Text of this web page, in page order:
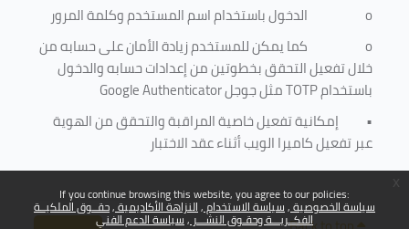
If you continue browsing this website, you agree to our policies:
سياسة الخصوصية سياسة الاستخدام النزاهة الأكاديمية حقــوق الملكيــة
الفكــريـــة وحقـوق النشـــر سياسة الدعم الفني
o
الدخول باستخدام اسم المستخدم وكلمة المرور
o
كما يمكن للمستخدم زيادة الأمان على حسابه من
خلال تفعيل التحقق بخطوتين من إعدادات حسابه والدخول
باستخدامTOTPمثل جوجلGoogle Authenticator
• إمكانية تفعيل خاصية المراقبة والتحقق من الهوية
عبر تفعيل كاميرا الويب أثناء عقد الاختبار